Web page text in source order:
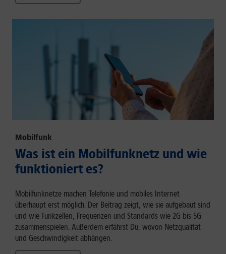
Mobilfunk
Was ist ein Mobilfunknetz und wie
funktioniert es?
Mobilfunknetze machen Telefonie und mobiles Internet
überhaupt erst möglich. Der Beitrag zeigt, wie sie aufgebaut sind
und wie Funkzellen, Frequenzen und Standards wie 2G bis 5G
zusammenspielen. Außerdem erfährst Du, wovon Netzqualität
und Geschwindigkeit abhängen.